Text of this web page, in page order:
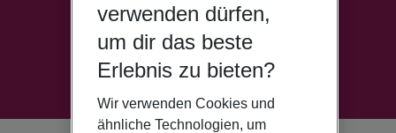
verwenden dürfen,
um dir das beste
Erlebnis zu bieten?
Wir verwenden Cookies und
ähnliche Technologien, um